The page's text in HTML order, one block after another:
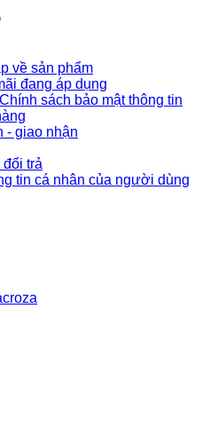
về sản phẩm
đang áp dụng
sách bảo mật thông tin
- giao nhận
trả
tin cá nhân của người dùng